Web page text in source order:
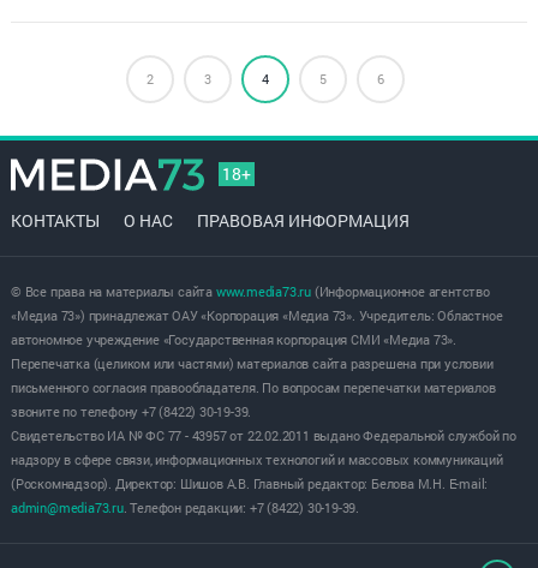
2 3 4 5 6
18+
КОНТАКТЫ О НАС ПРАВОВАЯ ИНФОРМАЦИЯ
© Все права на материалы сайта www.media73.ru(Информационное агентство
«Медиа 73») принадлежат ОАУ «Корпорация «Медиа 73». Учредитель: Областное
автономное учреждение «Государственная корпорация СМИ «Медиа 73».
Перепечатка (целиком или частями) материалов сайта разрешена при условии
письменного согласия правообладателя. По вопросам перепечатки материалов
звоните по телефону +7 (8422) 30-19-39.
Свидетельство ИА № ФС 77 - 43957 от 22.02.2011 выдано Федеральной службой по
надзору в сфере связи, информационных технологий и массовых коммуникаций
(Роскомнадзор). Директор: Шишов А.В. Главный редактор: Белова М.Н. E-mail:
admin@media73.ru. Телефон редакции: +7 (8422) 30-19-39.